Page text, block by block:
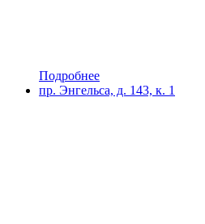
Подробнее
пр. Энгельса, д. 143, к. 1